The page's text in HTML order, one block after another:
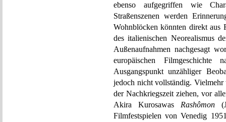
ebenso aufgegriffen wie
Straßenszenen werden
Wohnblöcken könnten direkt aus
des italienischen Neorealismus
Außenaufnahmen nachgesagt
europäischen
Ausgangspunkt unzähliger
jedoch nicht vollständig.
der Nachkriegszeit ziehen, vor
Akira Kurosawas Rashômon
Filmfestspielen von Venedig